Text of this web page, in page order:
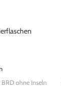
BRD ohne Inseln